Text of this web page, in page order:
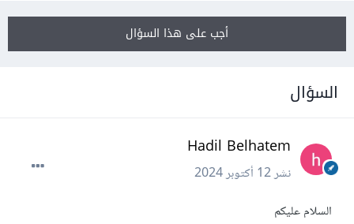
أجب على هذا السؤال
السؤال
Hadil Belhatem
نشر12 أكتوبر 2024
السلام عليكم